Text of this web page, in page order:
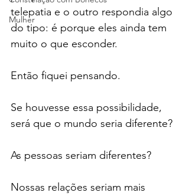
Mulher
telepatia e o outro respondia algo
do tipo: é porque eles ainda tem
muito o que esconder.
Então fiquei pensando.
Se houvesse essa possibilidade,
será que o mundo seria diferente?
As pessoas seriam diferentes?
Nossas relações seriam mais